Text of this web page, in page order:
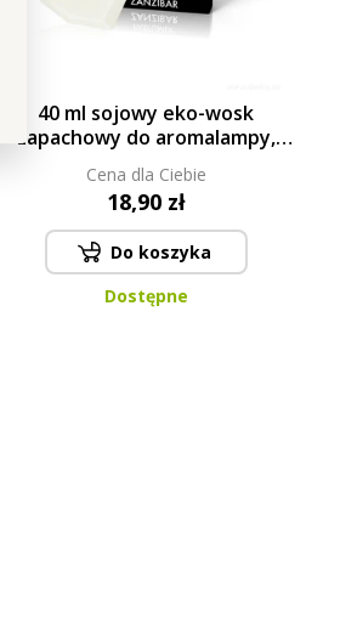
40 ml sojowy eko-wosk
zapachowy do aromalampy,
ZANZIBAR, PARFUMIA®
Cena dla Ciebie
18,90 zł
Do koszyka
Dostępne